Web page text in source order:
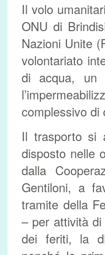
Il volo
ONU di
Nazioni Unite
volontariato
di acqua, un
complessivo di
Il trasporto si
disposto nelle
dalla
Gentiloni, a
tramite della
– per attività
dei feriti, la